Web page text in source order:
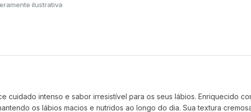
ilustrativa
cuidado intenso e sabor irresistível para os seus lábios. Enriquecido
os lábios macios e nutridos ao longo do dia. Sua textura